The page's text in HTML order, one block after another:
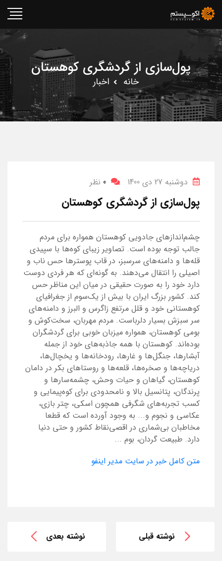
پول‌سازی از گردشگری کوهستان
خانه اخبار
دوشنبه 27 دی 1400 0 نظر
پول‌سازی از گردشگری کوهستان
چشم‌اندازهای جادویی کوهستان همواره برای مردم
جالب توجه بوده است. تصاویر زیبای کوه‌ها با سپیدی
قله‌ها و دامنه‌های سرسبز، در قاب پوسترها حس ناب و
اصیلی را انتقال می‌دهند. به گونه‌‌‌ای که هر فردی دوست
دارد خود را به صورت حقیقی در میان این مناظر حس
کند. کشور بزرگ ایران با بیش از یک‌سوم از جغرافیای
کوهستانی خود و قلل مرتفع زاگرس و البرز و دامنه‌های
سر سبزش بسیار دلرباست‌‌‌. مردم مهربان، سخت‌کوش و
بومی کوهستان، همواره میزبان خوبی برای گردشگران
بوده‌اند. کوهستان با همه جاذبه‌‌‌های خود از جمله
آبشارها، جنگل‌ها و غارها، رودخانه‌‌‌ها و یخچال‌‌‌ها،
دریاچه‌‌‌ها و صخره‌‌‌ها، قلعه‌ها و روستاهای بکر در دامان
کوهستان، گیاهان و حیات وحش، چشمه‌سارها و
پرندگان، پتانسیل بالا و نامحدودی برای کوه‌پیمایی و
کسب تجربه‌‌‌های شگرفی همچون اسکی، چتر بازی، ‌‌‌
عکاسی و نجوم و... به وجود آورده است که قطعا
مخاطبان بی‌شماری در اقصی‌نقاط کشور و حتی دنیا
دارد. طبیعت گردان، بوم ...
متن کامل خبر در سایت مدیر اینفو
نوشته قبلی نوشته بعدی